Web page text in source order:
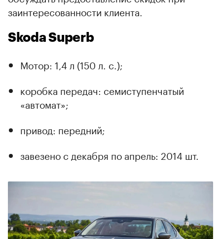
заинтересованности клиента.
Skoda Superb
Мотор: 1,4 л (150 л. с.);
коробка передач: семиступенчатый
«автомат»;
привод: передний;
завезено с декабря по апрель: 2014 шт.